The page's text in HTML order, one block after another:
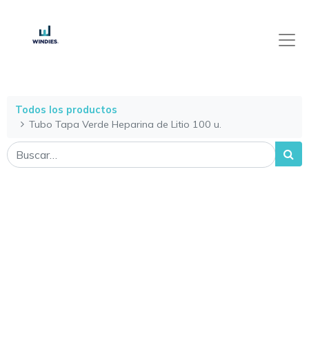
Todos los productos
Tubo Tapa Verde Heparina de Litio 100 u.